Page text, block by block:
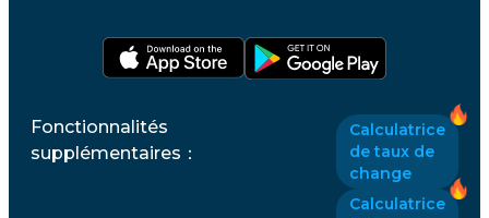
Fonctionnalités
supplémentaires ：
Calculatrice
de taux de
change
Calculatrice